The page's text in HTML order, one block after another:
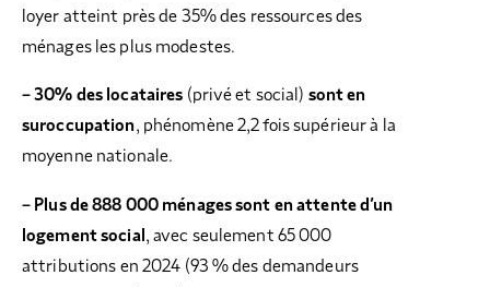
loyer atteint près de 35% des ressources des
ménages les plus modestes.
– 30% des locataires (privé et social) sont en
suroccupation, phénomène 2,2 fois supérieur à la
moyenne nationale.
– Plus de 888 000 ménages sont en attente d’un
logement social , avec seulement 65 000
attributions en 2024 (93 % des demandeurs